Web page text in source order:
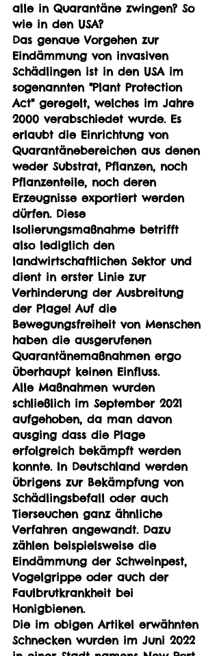
alle in Quarantäne zwingen? So
wie in den USA?
Das genaue Vorgehen zur
Eindämmung von invasiven
Schädlingen ist in den USA im
sogenannten "Plant Protection
Act" geregelt, welches im Jahre
2000 verabschiedet wurde. Es
erlaubt die Einrichtung von
Quarantänebereichen aus denen
weder Substrat, Pflanzen, noch
Pflanzenteile, noch deren
Erzeugnisse exportiert werden
dürfen. Diese
Isolierungsmaßnahme betrifft
also lediglich den
landwirtschaftlichen Sektor und
dient in erster Linie zur
Verhinderung der Ausbreitung
der Plage! Auf die
Bewegungsfreiheit von Menschen
haben die ausgerufenen
Quarantänemaßnahmen ergo
überhaupt keinen Einfluss.
Alle Maßnahmen wurden
schließlich im September 2021
aufgehoben, da man davon
ausging dass die Plage
erfolgreich bekämpft werden
konnte. In Deutschland werden
übrigens zur Bekämpfung von
Schädlingsbefall oder auch
Tierseuchen ganz ähnliche
Verfahren angewandt. Dazu
zählen beispielsweise die
Eindämmung der Schweinpest,
Vogelgrippe oder auch der
Faulbrutkrankheit bei
Honigbienen.
Die im obigen Artikel erwähnten
Schnecken wurden im Juni 2022